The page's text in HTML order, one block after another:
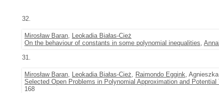
32.
Mirosław Baran, Leokadia Białas-Cież
On the behaviour of constants in some polynomial inequalities,
31.
Mirosław Baran, Leokadia Białas-Cież, Raimondo Eggink,
Selected Open Problems in Polynomial Approximation and Potential
168